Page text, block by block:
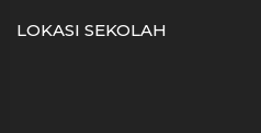
LOKASI SEKOLAH